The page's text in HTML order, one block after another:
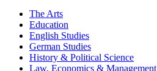
The Arts
Education
English Studies
German Studies
History & Political Science
Law, Economics & Management